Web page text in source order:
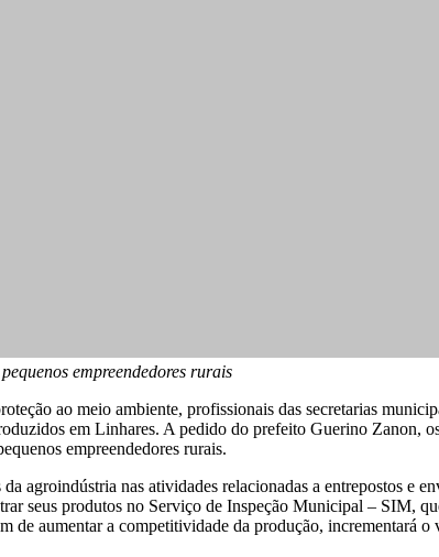
empreendedores rurais
ao meio ambiente, profissionais das secretarias
em Linhares. A pedido do prefeito Guerino Zanon,
empreendedores rurais.
agroindústria nas atividades relacionadas a entrepostos e
seus produtos no Serviço de Inspeção Municipal – SIM,
de aumentar a competitividade da produção, incrementará